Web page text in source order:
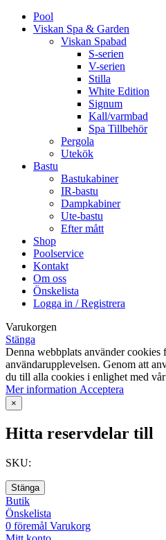
Pool
Viskan Spa & Garden
Viskan Spabad
S-serien
V-serien
Stilla
White Edition
Signum
Kall/varmbad
Spa Tillbehör
Pergola
Utekök
Bastu
Bastukabiner
IR-bastu
Dampkabiner
Ute-bastu
Efter mått
Shop
Poolservice
Kontakt
Om oss
Önskelista
Logga in / Registrera
Varukorgen
Stänga
Denna webbplats använder cookies
användarupplevelsen. Genom att
du till alla cookies i enlighet med
Mer information Mer
Acceptera
×
Hitta reservdelar till
SKU:
Stänga
Butik
Önskelista
0 föremål Varukorg